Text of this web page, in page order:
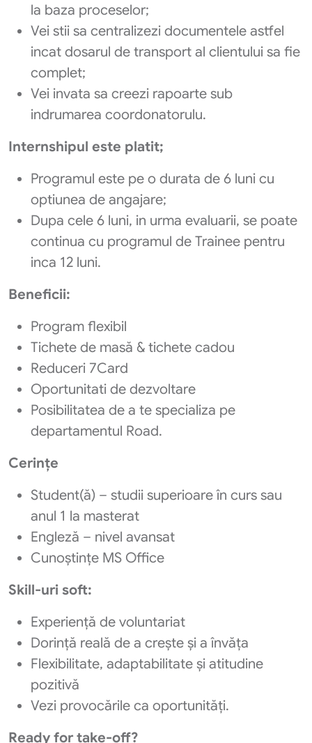
la baza proceselor;
Vei stii sa centralizezi documentele astfel
incat dosarul de transport al clientului sa fie
complet;
Vei invata sa creezi rapoarte sub
indrumarea coordonatorulu.
Internshipul este platit;
Programul este pe o durata de 6 luni cu
optiunea de angajare;
Dupa cele 6 luni, in urma evaluarii, se poate
continua cu programul de Trainee pentru
inca 12 luni.
Beneficii:
Program flexibil
Tichete de masă & tichete cadou
Reduceri 7Card
Oportunitati de dezvoltare
Posibilitatea de a te specializa pe
departamentul Road.
Cerințe
Student(ă) – studii superioare în curs sau
anul 1 la masterat
Engleză – nivel avansat
Cunoștințe MS Office
Skill‑uri soft:
Experiență de voluntariat
Dorință reală de a crește și a învăța
Flexibilitate, adaptabilitate și atitudine
pozitivă
Vezi provocările ca oportunități.
Ready for take‑off?